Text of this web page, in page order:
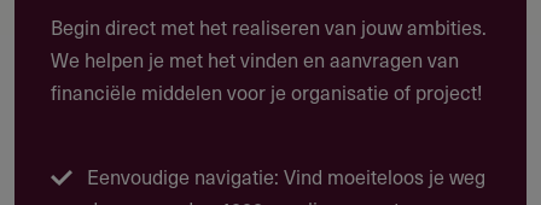
het filmplan inhoudelijk, visueel en dramaturgisch
uitgewerkt. In de realiseringsfase wordt de animatiefilm
geproduceerd onder inhoudelijke begeleiding. Het
Welke projecten komen in aanmerking?
Begin direct met het realiseren van jouw ambities.
We helpen je met het vinden en aanvragen van
financiële middelen voor je organisatie of project!
Eenvoudige navigatie: Vind moeiteloos je weg